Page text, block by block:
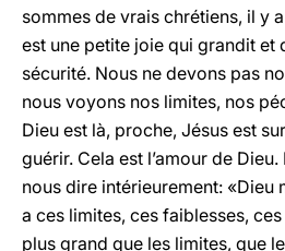
sommes de vrais chrétiens, il y
est une petite joie qui grandit et
sécurité. Nous ne devons pas
nous voyons nos limites, nos
Dieu est là, proche, Jésus est
guérir. Cela est l’amour de
nous dire intérieurement: «Dieu
a ces limites, ces faiblesses,
plus grand que les limites, que